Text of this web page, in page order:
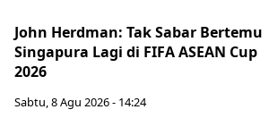
John Herdman: Tak Sabar Bertemu
Singapura Lagi di FIFA ASEAN Cup
2026
Sabtu, 8 Agu 2026 - 14:24